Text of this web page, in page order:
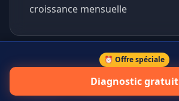
croissance mensuelle
45%
⏰ Offre spéciale
Diagnostic gratuit